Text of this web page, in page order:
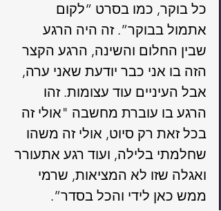
כל בוקר, כמו בסרט “לקום
אתמול בבוקר”. זה היה הרגע
שבין החלום והשינה, הרגע הקצר
הזה בו אני כבר יודעת שאני ערה,
אבל העיניים עוד עצומות. זהו
הרגע בו עוברת מחשבה "אולי זה
בכל זאת רק סיוט, אולי זה משהו
שחלמתי בלילה, ועוד רגע אתעורר
ואגלה שזו לא המציאות, שרמי
ממש כאן לידי והכל בסדר”.